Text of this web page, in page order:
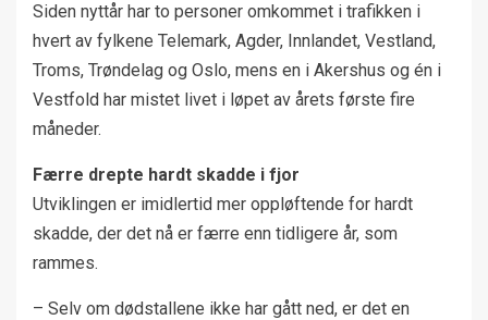
Siden nyttår har to personer omkommet i trafikken i
hvert av fylkene Telemark, Agder, Innlandet, Vestland,
Troms, Trøndelag og Oslo, mens en i Akershus og én i
Vestfold har mistet livet i løpet av årets første fire
måneder.
Færre drepte hardt skadde i fjor
Utviklingen er imidlertid mer oppløftende for hardt
skadde, der det nå er færre enn tidligere år, som
rammes.
– Selv om dødstallene ikke har gått ned, er det en